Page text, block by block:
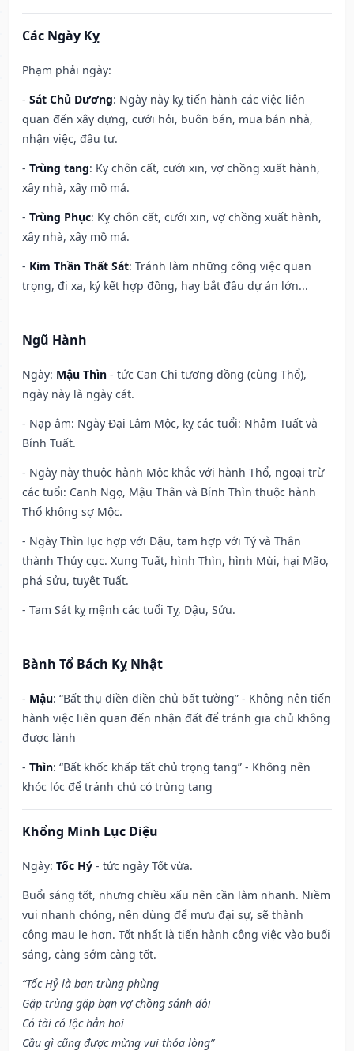
Các Ngày Kỵ
Phạm phải ngày:
- Sát Chủ Dương: Ngày này kỵ tiến hành các việc liên
quan đến xây dựng, cưới hỏi, buôn bán, mua bán nhà,
nhận việc, đầu tư.
- Trùng tang: Kỵ chôn cất, cưới xin, vợ chồng xuất hành,
xây nhà, xây mồ mả.
- Trùng Phục: Kỵ chôn cất, cưới xin, vợ chồng xuất hành,
xây nhà, xây mồ mả.
- Kim Thần Thất Sát: Tránh làm những công việc quan
trọng, đi xa, ký kết hợp đồng, hay bắt đầu dự án lớn...
Ngũ Hành
Ngày: Mậu Thìn - tức Can Chi tương đồng (cùng Thổ),
ngày này là ngày cát.
- Nạp âm: Ngày Đại Lâm Mộc, kỵ các tuổi: Nhâm Tuất và
Bính Tuất.
- Ngày này thuộc hành Mộc khắc với hành Thổ, ngoại trừ
các tuổi: Canh Ngọ, Mậu Thân và Bính Thìn thuộc hành
Thổ không sợ Mộc.
- Ngày Thìn lục hợp với Dậu, tam hợp với Tý và Thân
thành Thủy cục. Xung Tuất, hình Thìn, hình Mùi, hại Mão,
phá Sửu, tuyệt Tuất.
- Tam Sát kỵ mệnh các tuổi Tỵ, Dậu, Sửu.
Bành Tổ Bách Kỵ Nhật
- Mậu: “Bất thụ điền điền chủ bất tường” - Không nên tiến
hành việc liên quan đến nhận đất để tránh gia chủ không
được lành
- Thìn: “Bất khốc khấp tất chủ trọng tang” - Không nên
khóc lóc để tránh chủ có trùng tang
Khổng Minh Lục Diệu
Ngày: Tốc Hỷ - tức ngày Tốt vừa.
Buổi sáng tốt, nhưng chiều xấu nên cần làm nhanh. Niềm
vui nhanh chóng, nên dùng để mưu đại sự, sẽ thành
công mau lẹ hơn. Tốt nhất là tiến hành công việc vào buổi
sáng, càng sớm càng tốt.
“Tốc Hỷ là bạn trùng phùng
Gặp trùng gặp bạn vợ chồng sánh đôi
Có tài có lộc hẳn hoi
Cầu gì cũng được mừng vui thỏa lòng”